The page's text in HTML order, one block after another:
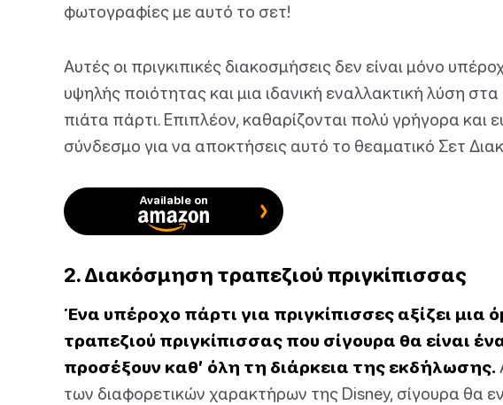
φωτογραφίες με αυτό το σετ!
Αυτές οι πριγκιπικές διακοσμήσεις δεν είναι μόνο
υψηλής ποιότητας και μια ιδανική εναλλακτική λύση
πιάτα πάρτι. Επιπλέον, καθαρίζονται πολύ γρήγορα και
σύνδεσμο για να αποκτήσεις αυτό το θεαματικό Σετ
Available on
2. Διακόσμηση τραπεζιού πριγκίπισσας
Ένα υπέροχο πάρτι για πριγκίπισσες αξίζει
τραπεζιού πριγκίπισσας που σίγουρα θα είναι
προσέξουν καθ’ όλη τη διάρκεια της εκδήλωσης.
των διαφορετικών χαρακτήρων της Disney, σίγουρα θα